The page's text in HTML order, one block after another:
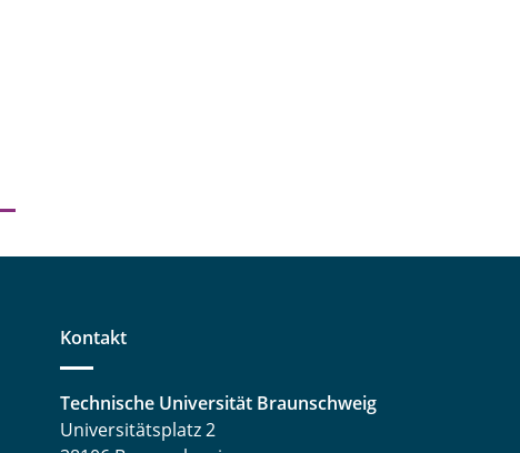
Kontakt
Technische Universität Braunschweig
Universitätsplatz 2